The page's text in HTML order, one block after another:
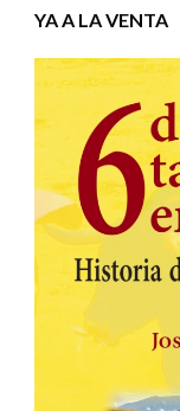
YA A LA VENTA